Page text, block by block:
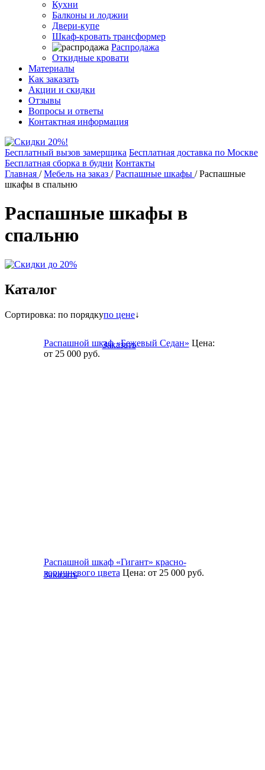
Кухни
Балконы и лоджии
Двери-купе
Шкаф-кровать трансформер
Распродажа
Откидные кровати
Материалы
Как заказать
Акции и скидки
Отзывы
Вопросы и ответы
Контактная информация
Бесплатный вызов замерщика Бесплатная доставка по Москве
Бесплатная сборка в будни Контакты
Главная /Мебель на заказ /Распашные шкафы /Распашные
шкафы в спальню
Распашные шкафы в
спальню
Каталог
Сортировка: по порядкупо цене↓
Распашной шкаф «Бежевый Седан» Цена:
от 25 000руб.
Заказать
Распашной шкаф «Гигант» красно-
коричневого цвета Цена: от 25 000руб.
Заказать